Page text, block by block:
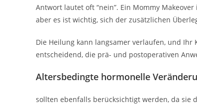
Antwort lautet oft “nein”. Ein Mommy
aber es ist wichtig, sich der zusätzlichen
Die Heilung kann langsamer verlaufen, und
entscheidend, die prä- und postoperativen
Altersbedingte hormonelle
sollten ebenfalls berücksichtigt werden, da sie